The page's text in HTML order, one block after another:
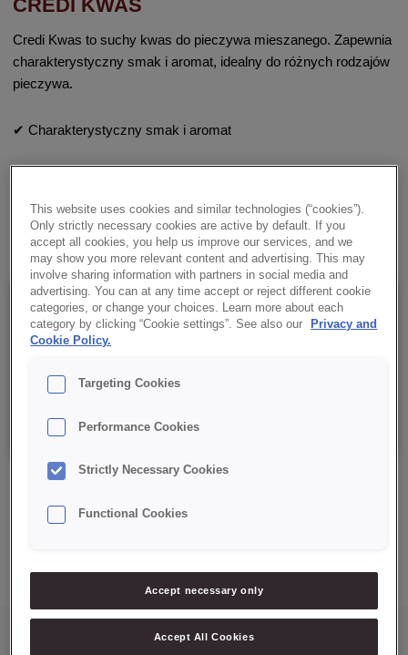
CREDI KWAS
Credi Kwas to suchy kwas do pieczywa mieszanego. Zapewnia
charakterystyczny smak i aromat, idealny do różnych rodzajów
pieczywa.
✔ Charakterystyczny smak i aromat
✔ Łatwe dozowanie
Szczegóły
Opakowanie: 15 kg netto;
Data minimalnej trwałości: 12 miesięcy od daty produkcji.
This website uses cookies and similar technologies (“cookies”).
Only strictly necessary cookies are active by default. If you
accept all cookies, you help us improve our services, and we
may show you more relevant content and advertising. This may
involve sharing information with partners in social media and
advertising. You can at any time accept or reject different cookie
categories, or change your choices. Learn more about each
category by clicking “Cookie settings”. See also our
Privacy and
Cookie Policy.
Targeting Cookies
Performance Cookies
Strictly Necessary Cookies
Functional Cookies
Accept necessary only
Accept All Cookies